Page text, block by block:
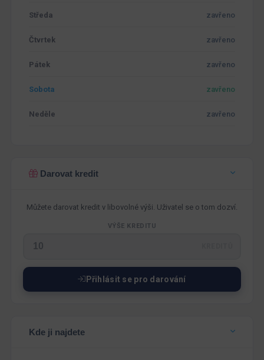
Středa zavřeno
Čtvrtek zavřeno
Pátek zavřeno
Sobota zavřeno
Neděle zavřeno
Darovat kredit
Můžete darovat kredit v libovolné výši. Uživatel se o tom dozví.
VÝŠE KREDITU
Přihlásit se pro darování
Kde ji najdete